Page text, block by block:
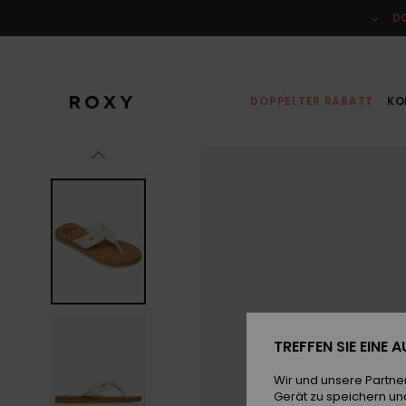
DOPPELTER RABATT
TREFFEN SIE EINE
Wir und unsere
Gerät zu speichern